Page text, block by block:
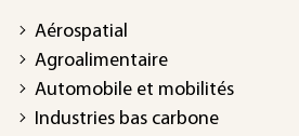
Aérospatial
Agroalimentaire
Automobile et mobilités
Industries bas carbone